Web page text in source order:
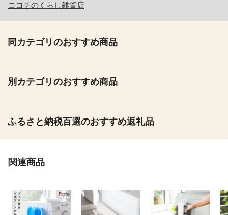
ココチのくらし雑貨店
同カテゴリのおすすめ商品
別カテゴリのおすすめ商品
ふるさと納税百選のおすすめ返礼品
関連商品